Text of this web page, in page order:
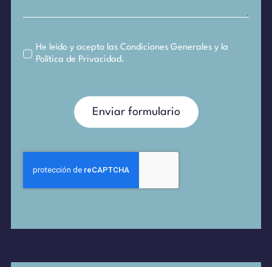
He leído y acepto lasCondiciones Generales y la
Política de Privacidad.
Enviar formulario